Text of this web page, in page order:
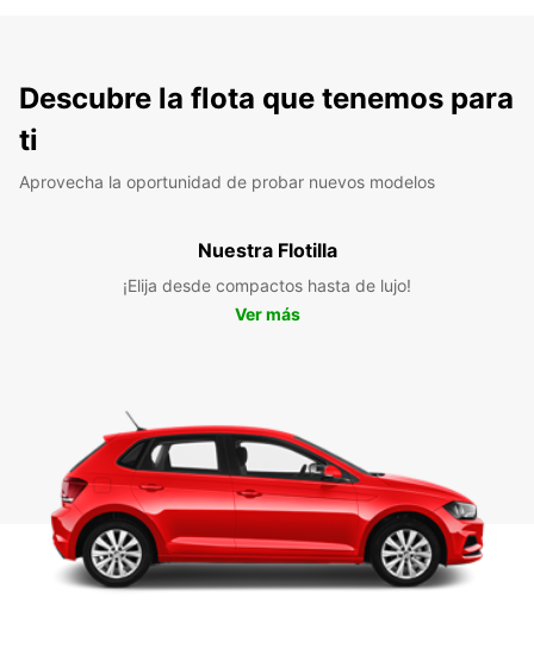
Descubre la flota que tenemos para
ti
Aprovecha la oportunidad de probar nuevos modelos
Nuestra Flotilla
¡Elija desde compactos hasta de lujo!
Ver más